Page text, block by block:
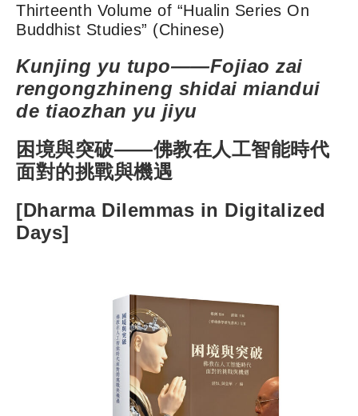
Thirteenth Volume of “Hualin Series On
Buddhist Studies” (Chinese)
Kunjing yu tupo——Fojiao zai
rengongzhineng shidai miandui
de tiaozhan yu jiyu
困境與突破——佛教在人工智能時代
面對的挑戰與機遇
[Dharma Dilemmas in Digitalized
Days]